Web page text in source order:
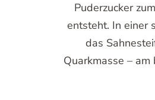
Puderzucker
entsteht. In einer
das
Quarkmasse –